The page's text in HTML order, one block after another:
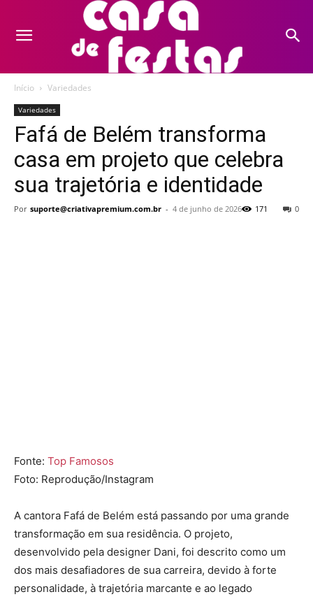
Início Variedades
Variedades
Fafá de Belém transforma
casa em projeto que celebra
sua trajetória e identidade
Por suporte@criativapremium.com.br - 4 de junho de 2026 0
171
Fonte: Top Famosos
Foto: Reprodução/Instagram
A cantora Fafá de Belém está passando por uma grande
transformação em sua residência. O projeto,
desenvolvido pela designer Dani, foi descrito como um
dos mais desafiadores de sua carreira, devido à forte
personalidade, à trajetória marcante e ao legado